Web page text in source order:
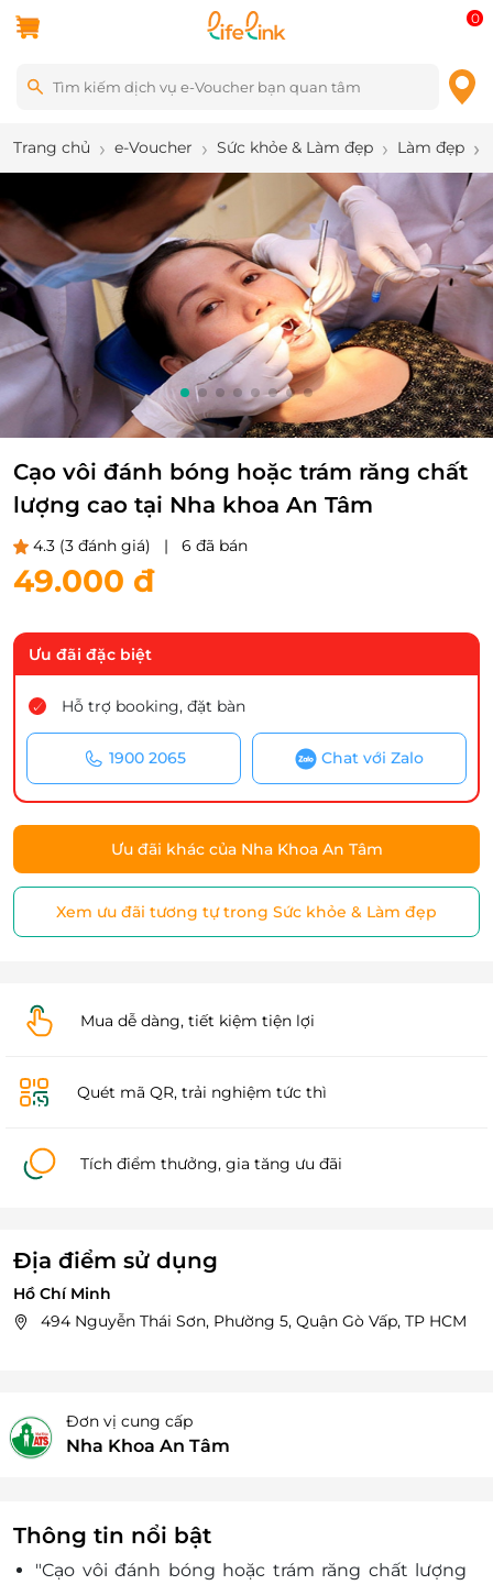
0
Trang chủ e-Voucher Sức khỏe & Làm đẹp Làm đẹp
2/8
Cạo vôi đánh bóng hoặc trám răng chất
lượng cao tại Nha khoa An Tâm
4.3 (3 đánh giá) | 6 đã bán
49.000 đ
Ưu đãi đặc biệt
Hỗ trợ booking, đặt bàn
1900 2065 Chat với Zalo
Ưu đãi khác của Nha Khoa An Tâm
Xem ưu đãi tương tự trong Sức khỏe & Làm đẹp
Mua dễ dàng, tiết kiệm tiện lợi
Quét mã QR, trải nghiệm tức thì
Tích điểm thưởng, gia tăng ưu đãi
Địa điểm sử dụng
Hồ Chí Minh
494 Nguyễn Thái Sơn, Phường 5, Quận Gò Vấp, TP HCM
Đơn vị cung cấp
Nha Khoa An Tâm
Thông tin nổi bật
"Cạo vôi đánh bóng hoặc trám răng chất lượng